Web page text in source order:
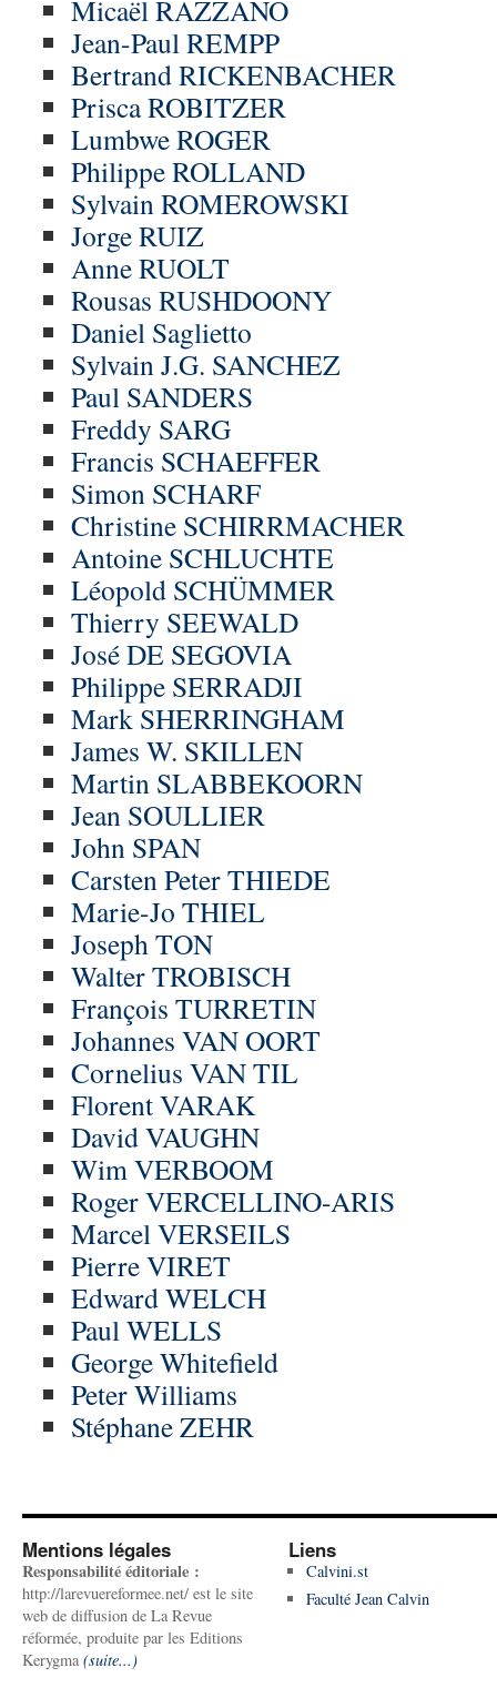
Micaël RAZZANO
Jean-Paul REMPP
Bertrand RICKENBACHER
Prisca ROBITZER
Lumbwe ROGER
Philippe ROLLAND
Sylvain ROMEROWSKI
Jorge RUIZ
Anne RUOLT
Rousas RUSHDOONY
Daniel Saglietto
Sylvain J.G. SANCHEZ
Paul SANDERS
Freddy SARG
Francis SCHAEFFER
Simon SCHARF
Christine SCHIRRMACHER
Antoine SCHLUCHTE
Léopold SCHÜMMER
Thierry SEEWALD
José DE SEGOVIA
Philippe SERRADJI
Mark SHERRINGHAM
James W. SKILLEN
Martin SLABBEKOORN
Jean SOULLIER
John SPAN
Carsten Peter THIEDE
Marie-Jo THIEL
Joseph TON
Walter TROBISCH
François TURRETIN
Johannes VAN OORT
Cornelius VAN TIL
Florent VARAK
David VAUGHN
Wim VERBOOM
Roger VERCELLINO-ARIS
Marcel VERSEILS
Pierre VIRET
Edward WELCH
Paul WELLS
George Whitefield
Peter Williams
Stéphane ZEHR
Mentions légales
Responsabilité éditoriale :
http://larevuereformee.net/ est le site
web de diffusion de La Revue
réformée, produite par les Editions
Kerygma (suite...)
Liens
Calvini.st
Faculté Jean Calvin